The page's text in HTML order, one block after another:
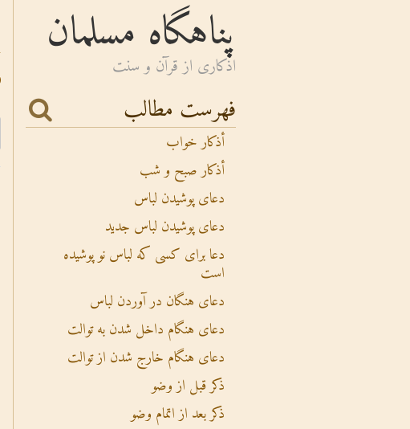
پناهگاه مسلمان
اذكارى از قرآن و سنت
فهرست مطالب
أذکار خواب
أذکار صبح و شب
دعای پوشیدن لباس
دعای پوشیدن لباس جدید
دعا برای کسی که لباس نو پوشیده
است
دعای هنگان در آوردن لباس
دعای هنگام داخل شدن به توالت
دعای هنگام خارج شدن از توالت
ذکر قبل از وضو
ذکر بعد از اتمام وضو